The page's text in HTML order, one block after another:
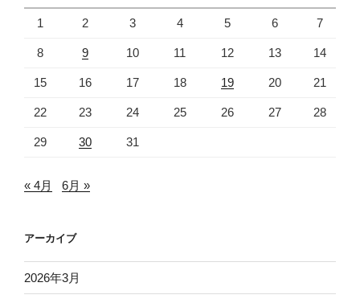
1 2 3 4 5 6 7
8 9 10 11 12 13 14
15 16 17 18 19 20 21
22 23 24 25 26 27 28
29 30 31
« 4月 6月 »
アーカイブ
2026年3月